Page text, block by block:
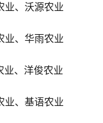
业、沃源农业
业、华雨农业
业、洋俊农业
业、基语农业